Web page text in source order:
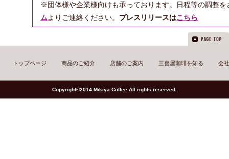
※団体様や企業様向けも承っております。日程等の調整を
ムよりご連絡ください。 プレスリリースはこちら
トップページ 商品のご紹介 店舗のご案内 三喜屋珈琲を知る 会
Copyright©2014 Mikiya Coffee All rights reserved.